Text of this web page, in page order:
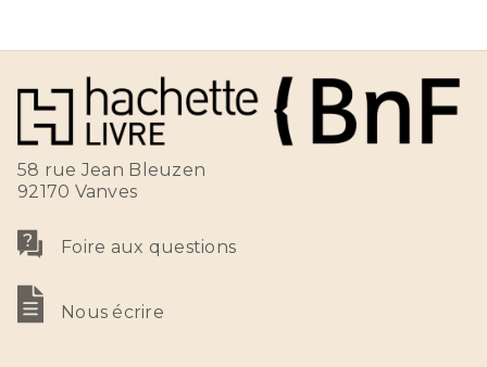
58 rue Jean Bleuzen
92170 Vanves
Foire aux questions
Nous écrire